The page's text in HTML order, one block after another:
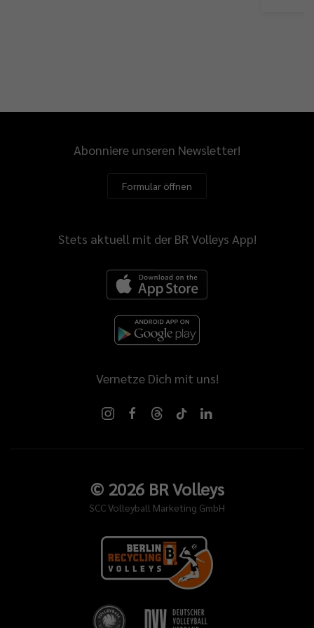
Abonniere unseren Newsletter!
Formular öffnen
Stets aktuell mit der BR Volleys App!
Vernetze Dich mit uns!
© 2026BR Volleys
SCC Volleyball Marketing GmbH